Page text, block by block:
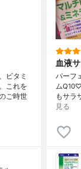
ビタミ
これを
ご時世
血液
パーフ
ム
もサラ
見る